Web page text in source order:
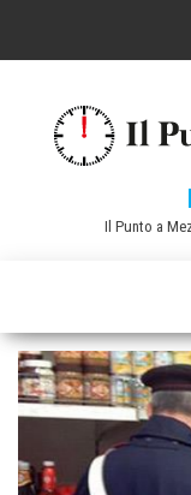
Il Punto a